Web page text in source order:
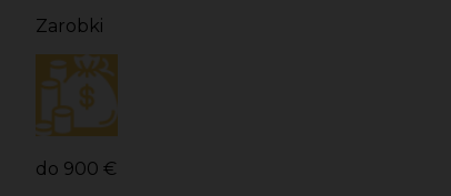
Zarobki
do 900 €